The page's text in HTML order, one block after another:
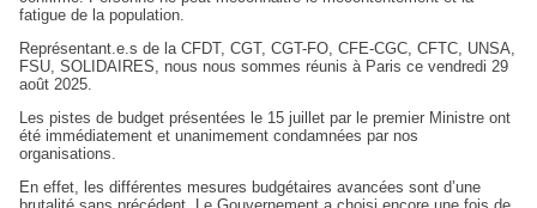
fatigue de la population.
Représentant.e.s de la CFDT, CGT, CGT-FO, CFE-CGC, CFTC, UNSA,
FSU, SOLIDAIRES, nous nous sommes réunis à Paris ce vendredi 29
août 2025.
Les pistes de budget présentées le 15 juillet par le premier Ministre ont
été immédiatement et unanimement condamnées par nos
organisations.
En effet, les différentes mesures budgétaires avancées sont d’une